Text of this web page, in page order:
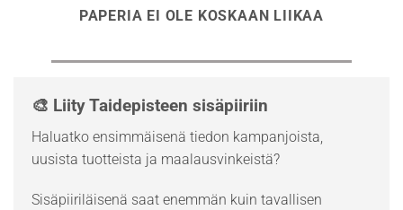
PAPERIA EI OLE KOSKAAN LIIKAA
🎨 Liity Taidepisteen sisäpiiriin
Haluatko ensimmäisenä tiedon kampanjoista,
uusista tuotteista ja maalausvinkeistä?
Sisäpiiriläisenä saat enemmän kuin tavallisen